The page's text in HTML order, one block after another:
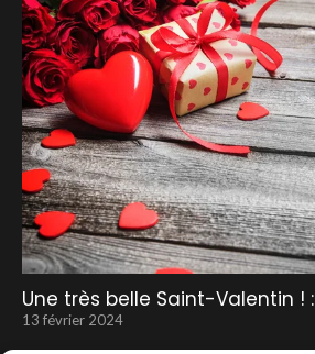
Une très belle Saint-Valentin ! :
13 février 2024